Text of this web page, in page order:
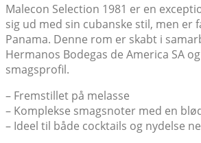
Malecon Selection 1981 er en
sig ud med sin cubanske stil, men er
Panama. Denne rom er skabt i
Hermanos Bodegas de America SA
smagsprofil.
– Fremstillet på melasse
– Komplekse smagsnoter med en
– Ideel til både cocktails og nydelse